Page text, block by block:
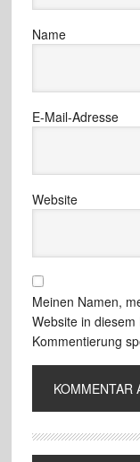
Name
E-Mail-Adresse
Website
Meinen Namen,
Website in
Kommentierung